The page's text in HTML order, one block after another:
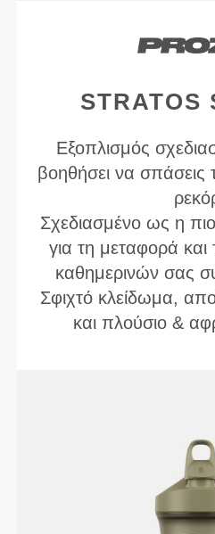
STRATOS
Εξοπλισμός
βοηθήσει να
Σχεδιασμένο ως η
για τη μεταφορά
καθημερινών σας
Σφιχτό κλείδωμα,
και πλούσιο &